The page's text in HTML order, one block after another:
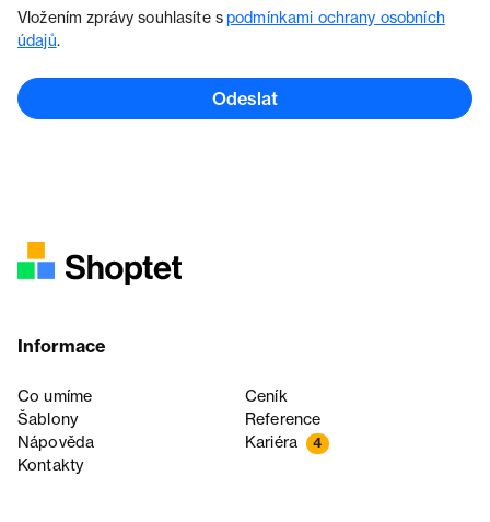
Vložením zprávy souhlasíte spodmínkami ochrany osobních
údajů.
Odeslat
Informace
Co umíme
Ceník
Šablony
Reference
Nápověda
Kariéra 4
Kontakty